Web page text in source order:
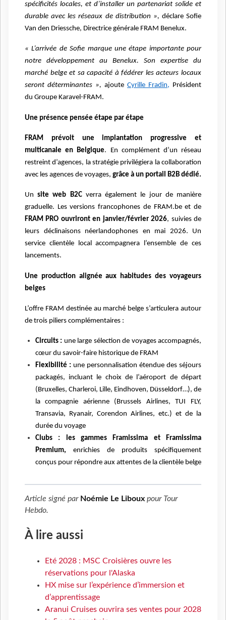
spécificités locales, et d’installer un partenariat solide et
durable avec les réseaux de distribution », déclare Sofie
Van den Driessche, Directrice générale FRAM Benelux.
« L’arrivée de Sofie marque une étape importante pour
notre développement au Benelux. Son expertise du
marché belge et sa capacité à fédérer les acteurs locaux
seront déterminantes », ajoute Cyrille Fradin, Président
du Groupe Karavel-FRAM.
Une présence pensée étape par étape
FRAM prévoit une implantation progressive et
multicanale en Belgique. En complément d’un réseau
restreint d’agences, la stratégie privilégiera la collaboration
avec les agences de voyages, grâce à un portail B2B dédié.
Unsite web B2C verra également le jour de manière
graduelle. Les versions francophones de FRAM.be et de
FRAM PRO ouvriront en janvier/février 2026, suivies de
leurs déclinaisons néerlandophones en mai 2026. Un
service clientèle local accompagnera l’ensemble de ces
lancements.
Une production alignée aux habitudes des voyageurs
belges
L’offre FRAM destinée au marché belge s’articulera autour
de trois piliers complémentaires :
Circuits : une large sélection de voyages accompagnés,
cœur du savoir-faire historique de FRAM
Flexibilité : une personnalisation étendue des séjours
packagés, incluant le choix de l’aéroport de départ
(Bruxelles, Charleroi, Lille, Eindhoven, Düsseldorf…), de
la compagnie aérienne (Brussels Airlines, TUI FLY,
Transavia, Ryanair, Corendon Airlines, etc.) et de la
durée du voyage
Clubs :
les gammes Framissima et Framissima
Premium, enrichies de produits spécifiquement
conçus pour répondre aux attentes de la clientèle belge
Article signé par Noémie Le Liboux pour Tour
Hebdo.
À lire aussi
Eté 2028 : MSC Croisières ouvre les
réservations pour l'Alaska
HX mise sur l’expérience d’immersion et
d’apprentissage
Aranui Cruises ouvrira ses ventes pour 2028